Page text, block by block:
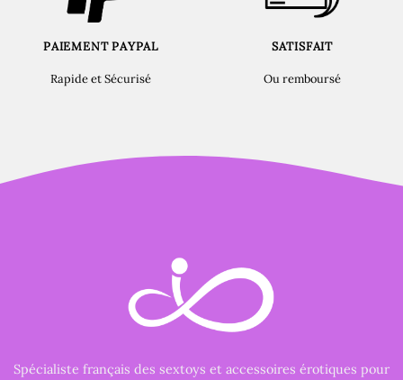
PAIEMENT PAYPAL
Rapide et Sécurisé
SATISFAIT
Ou remboursé
Spécialiste français des sextoys et accessoires érotiques pour